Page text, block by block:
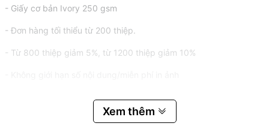
- Giấy cơ bản Ivory 250 gsm
- Đơn hàng tối thiểu từ 200 thiệp.
- Từ 800 thiệp giảm 5%, từ 1200 thiệp giảm 10%
Xem thêm